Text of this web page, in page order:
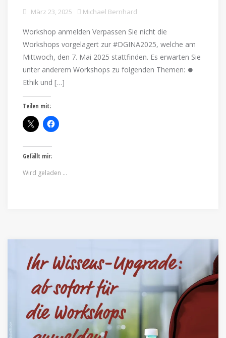
März 23, 2025 Michael Bernhard
Workshop anmelden Verpassen Sie nicht die
Workshops vorgelagert zur #DGINA2025, welche am
Mittwoch, den 7. Mai 2025 stattfinden. Es erwarten Sie
unter anderem Workshops zu folgenden Themen: ⏺️
Ethik und […]
Teilen mit:
Gefällt mir:
Wird geladen …